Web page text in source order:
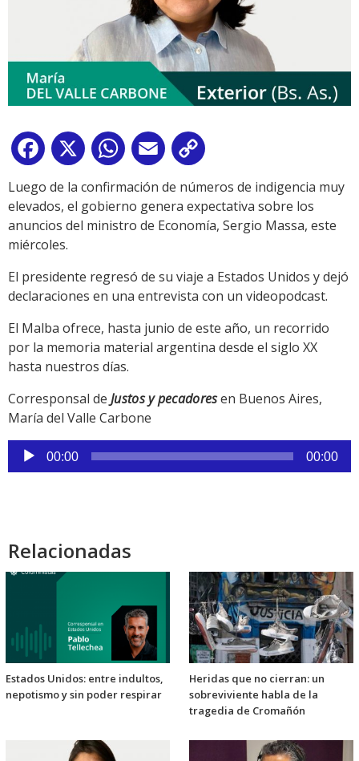
Facebook
X WhatsApp
Email
Link
Luego de la confirmación de números de indigencia muy
elevados, el gobierno genera expectativa sobre los
anuncios del ministro de Economía, Sergio Massa, este
miércoles.
El presidente regresó de su viaje a Estados Unidos y dejó
declaraciones en una entrevista con un videopodcast.
El Malba ofrece, hasta junio de este año, un recorrido
por la memoria material argentina desde el siglo XX
hasta nuestros días.
Corresponsal de Justos y pecadoresen Buenos Aires,
María del Valle Carbone
Reproductor
de
00:00 00:00
Relacionadas
Estados Unidos: entre indultos,
nepotismo y sin poder respirar
Heridas que no cierran: un
sobreviviente habla de la
tragedia de Cromañón